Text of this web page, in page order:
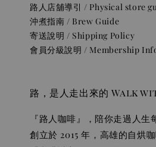
路人店舖導引 / Physical store
沖煮指南 / Brew Guide
寄送說明 / Shipping Policy
會員分級說明 / Membership
路，是人走出來的 Walk
『路人咖啡』，陪你走過人生
創立於 2015 年，高雄的自烘